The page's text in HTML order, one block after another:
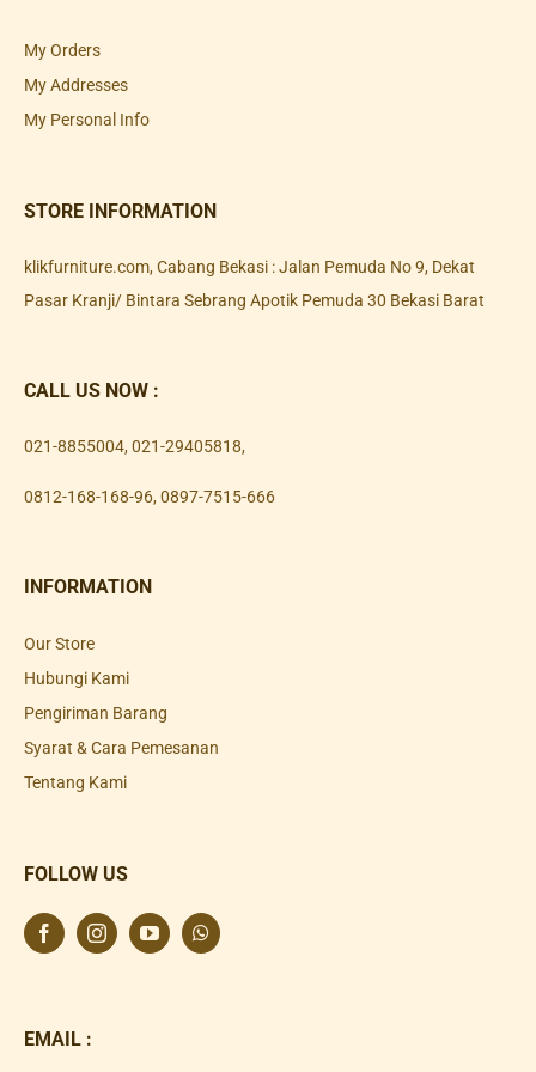
My Orders
My Addresses
My Personal Info
STORE INFORMATION
klikfurniture.com, Cabang Bekasi : Jalan Pemuda No 9, Dekat
Pasar Kranji/ Bintara Sebrang Apotik Pemuda 30 Bekasi Barat
CALL US NOW :
021-8855004, 021-29405818,
0812-168-168-96, 0897-7515-666
INFORMATION
Our Store
Hubungi Kami
Pengiriman Barang
Syarat & Cara Pemesanan
Tentang Kami
FOLLOW US
EMAIL :